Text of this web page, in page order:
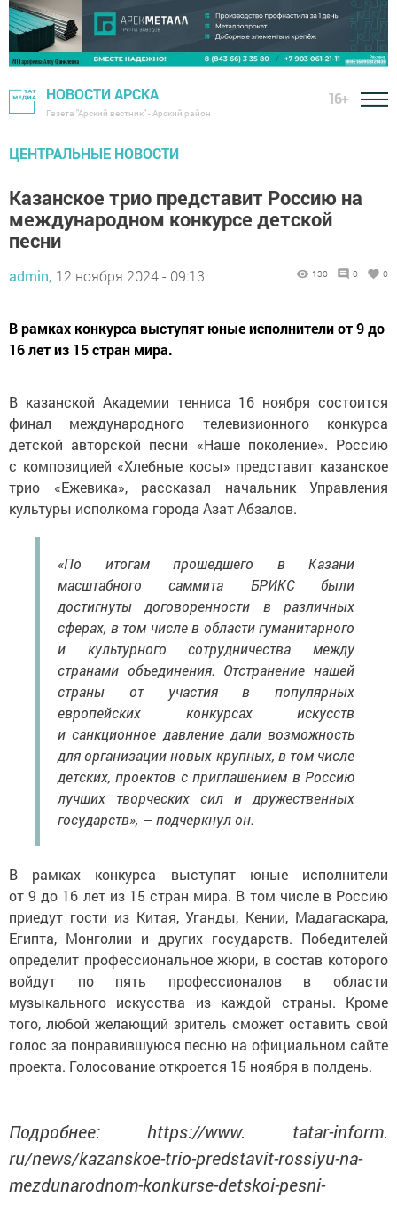
НОВОСТИ АРСКА
Газета "Арский вестник" - Арский район
16+
ЦЕНТРАЛЬНЫЕ НОВОСТИ
Казанское трио представит Россию на
международном конкурсе детской
песни
admin, 12 ноября 2024 - 09:13 130 0 0
В рамках конкурса выступят юные исполнители от 9 до
16 лет из 15 стран мира.
В казанской Академии тенниса 16 ноября состоится
финал международного телевизионного конкурса
детской авторской песни «Наше поколение». Россию
с композицией «Хлебные косы» представит казанское
трио «Ежевика», рассказал начальник Управления
культуры исполкома города Азат Абзалов.
«По итогам прошедшего в Казани
масштабного саммита БРИКС были
достигнуты договоренности в различных
сферах, в том числе в области гуманитарного
и культурного сотрудничества между
странами объединения. Отстранение нашей
страны от участия в популярных
европейских конкурсах искусств
и санкционное давление дали возможность
для организации новых крупных, в том числе
детских, проектов с приглашением в Россию
лучших творческих сил и дружественных
государств», — подчеркнул он.
В рамках конкурса выступят юные исполнители
от 9 до 16 лет из 15 стран мира. В том числе в Россию
приедут гости из Китая, Уганды, Кении, Мадагаскара,
Египта, Монголии и других государств. Победителей
определит профессиональное жюри, в состав которого
войдут по пять профессионалов в области
музыкального искусства из каждой страны. Кроме
того, любой желающий зритель сможет оставить свой
голос за понравившуюся песню на официальном сайте
проекта. Голосование откроется 15 ноября в полдень.
Подробнее: https://www. tatar-inform.
ru/news/kazanskoe-trio-predstavit-rossiyu-na-
mezdunarodnom-konkurse-detskoi-pesni-